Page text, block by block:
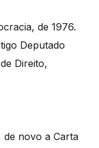
de 1976.
Deputado
Direito,
de novo a Carta